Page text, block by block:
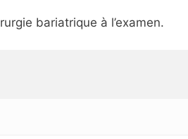
bariatrique à l’examen.